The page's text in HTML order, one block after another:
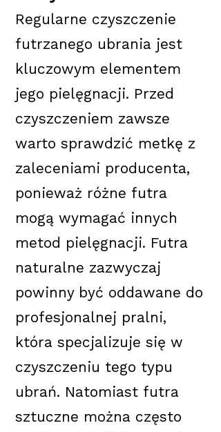
Regularne czyszczenie
futrzanego ubrania jest
kluczowym elementem
jego pielęgnacji. Przed
czyszczeniem zawsze
warto sprawdzić metkę z
zaleceniami producenta,
ponieważ różne futra
mogą wymagać innych
metod pielęgnacji. Futra
naturalne zazwyczaj
powinny być oddawane do
profesjonalnej pralni,
która specjalizuje się w
czyszczeniu tego typu
ubrań. Natomiast futra
sztuczne można często